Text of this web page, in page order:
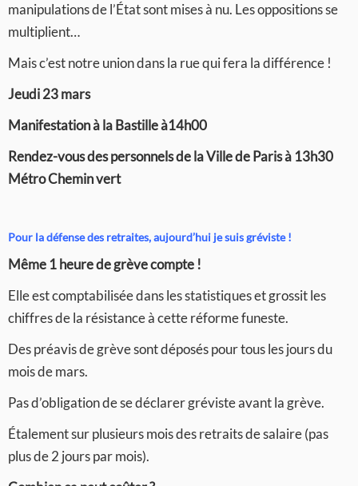
manipulations de l’État sont mises à nu. Les oppositions se
multiplient…
Mais c’est notre union dans la rue qui fera la différence !
Jeudi 23 mars
Manifestation à la Bastille à14h00
Rendez-vous des personnels de la Ville de Paris à 13h30
Métro Chemin vert
Pour la défense des retraites, aujourd’hui je suis gréviste !
Même 1 heure de grève compte !
Elle est comptabilisée dans les statistiques et grossit les
chiffres de la résistance à cette réforme funeste.
Des préavis de grève sont déposés pour tous les jours du
mois de mars.
Pas d’obligation de se déclarer gréviste avant la grève.
Étalement sur plusieurs mois des retraits de salaire (pas
plus de 2 jours par mois).